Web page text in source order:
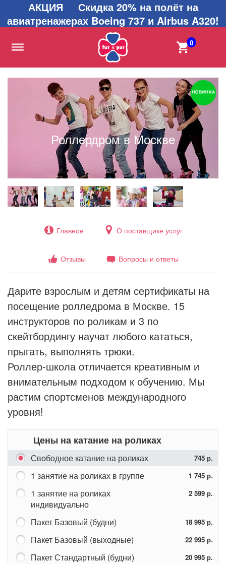
АКЦИЯ Скидка 20% на полёт на
авиатренажерах Boeing 737 и Airbus A320!
0
Роллердром в Москве
Главное О поставщике услуг
Отзывы Вопросы и ответы
Дарите взрослым и детям сертификаты на
посещение ролледрома в Москве. 15
инструкторов по роликам и 3 по
скейтбордингу научат любого кататься,
прыгать, выполнять трюки.
Роллер-школа отличается креативным и
внимательным подходом к обучению. Мы
растим спортсменов международного
уровня!
Цены на катание на роликах
Свободное катание на роликах 745 р.
1 занятие на роликах в группе 1 745 р.
1 занятие на роликах
индивидуально
2 599 р.
Пакет Базовый (будни) 18 995 р.
Пакет Базовый (выходные) 22 995 р.
Пакет Стандартный (будни) 20 995 р.